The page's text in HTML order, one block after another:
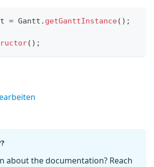
= Gantt . getGanttInstance( ) ;
( ) ;
about the documentation? Reach